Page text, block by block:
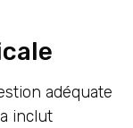
adéquate
inclut